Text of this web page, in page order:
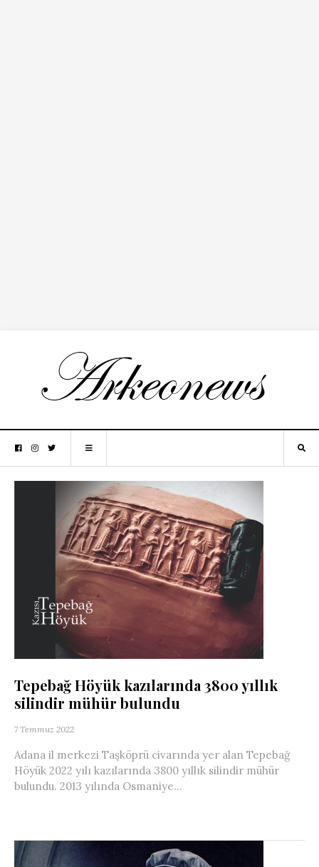
Tepebağ Höyük kazılarında 3800 yıllık
silindir mühür bulundu
7 Temmuz 2022
Adana il merkezi Taşköprü civarında yer alan Tepebağ
Höyük 2022 yılı kazılarında 3800 yıllık silindir mühür
bulundu. 2013 yılında Osmaniye...